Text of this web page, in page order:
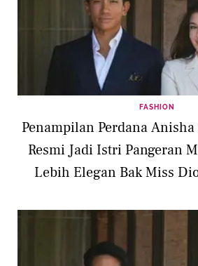
FASHION
Penampilan Perdana Anisha
Resmi Jadi Istri Pangeran
Lebih Elegan Bak Miss